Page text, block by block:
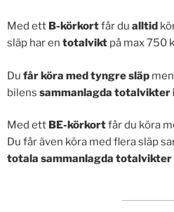
Med ett B-körkortfår du alltid
släp har en totalvikt på max 750
Du får köra med tyngre släp
bilens sammanlagda totalvikter
Med ett BE-körkortfår du köra
Du får även köra med flera släp
totala sammanlagda